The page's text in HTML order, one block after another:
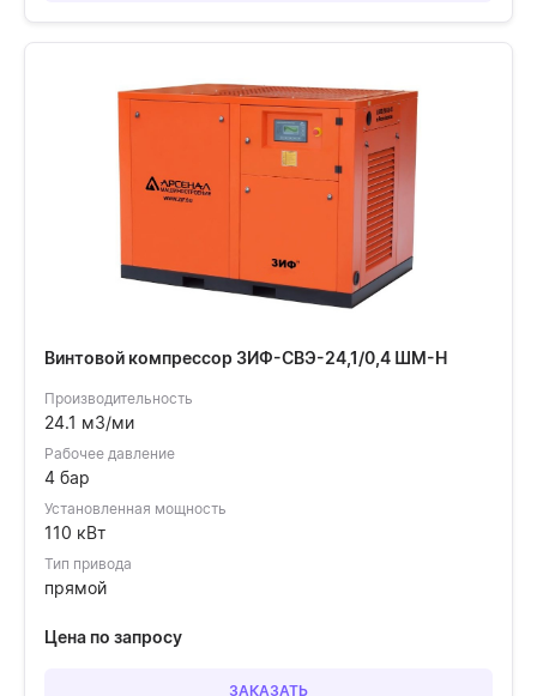
Винтовой компрессор ЗИФ-СВЭ-24,1/0,4 ШМ-Н
Производительность
24.1 м3/ми
Рабочее давление
4 бар
Установленная мощность
110 кВт
Тип привода
прямой
Цена по запросу
ЗАКАЗАТЬ